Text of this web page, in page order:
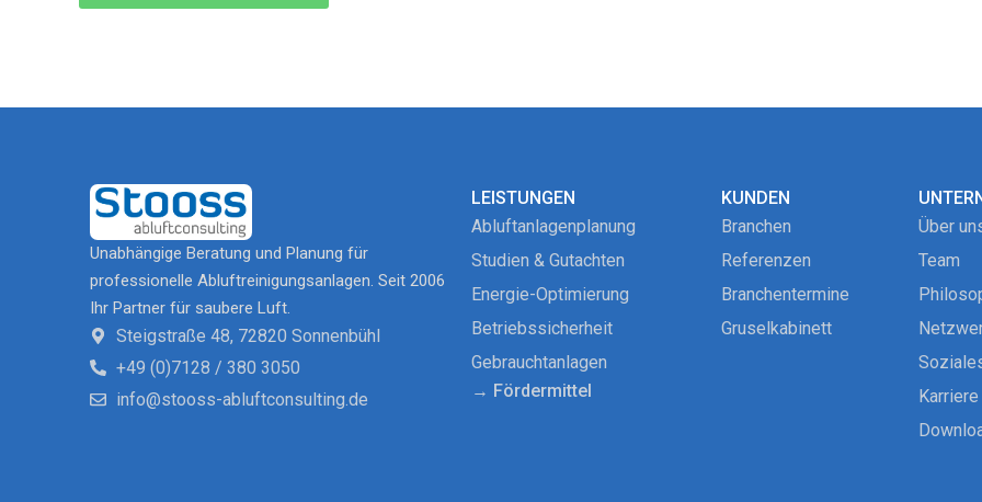
Unabhängige Beratung und Planung für
professionelle Abluftreinigungsanlagen. Seit 2006
Ihr Partner für saubere Luft.
Steigstraße 48, 72820 Sonnenbühl
+49 (0)7128 / 380 3050
info@stooss-abluftconsulting.de
LEISTUNGEN
Abluftanlagenplanung
Studien & Gutachten
Energie-Optimierung
Betriebssicherheit
Gebrauchtanlagen
→ Fördermittel
KUNDEN
Branchen
Referenzen
Branchentermine
Gruselkabinett
Über
Team
Karriere